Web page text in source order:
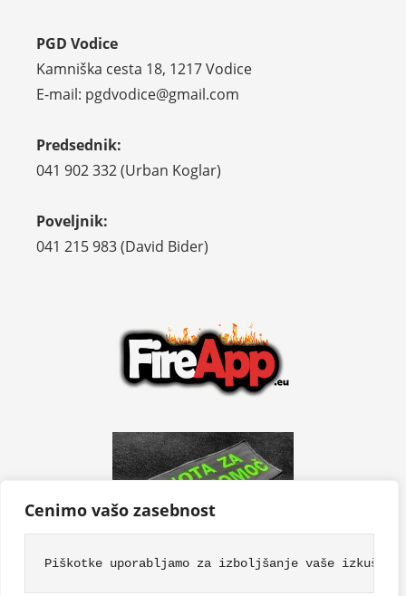
Cenimo vašo zasebnost
Piškotke uporabljamo za izboljšanje vaše
PGD Vodice
Kamniška cesta 18, 1217 Vodice
E-mail: pgdvodice@gmail.com
Predsednik:
041 902 332 (Urban Koglar)
Poveljnik:
041 215 983 (David Bider)